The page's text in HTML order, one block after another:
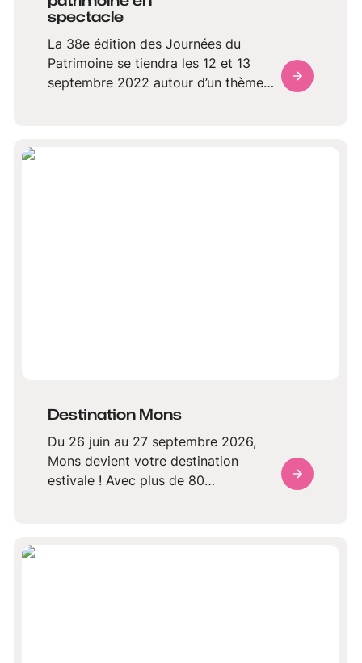
spectacle
La 38e édition des Journées du
Patrimoine se tiendra les 12 et 13
septembre 2022 autour d’un thème
Destination Mons
Du 26 juin au 27 septembre 2026,
Mons devient votre destination
estivale ! Avec plus de 80